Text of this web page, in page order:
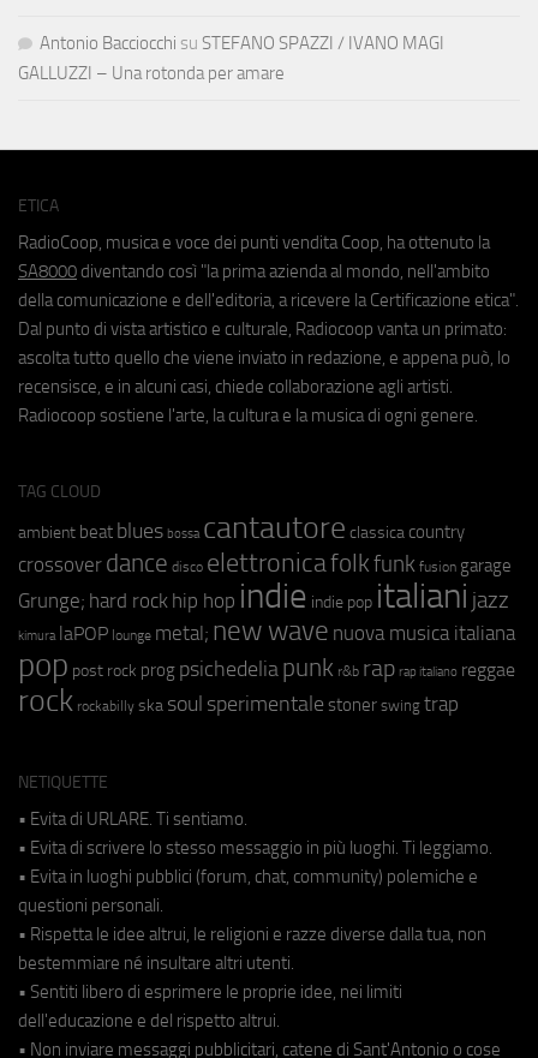
Antonio Bacciocchi su STEFANO SPAZZI / IVANO MAGI
GALLUZZI – Una rotonda per amare
ETICA
RadioCoop, musica e voce dei punti vendita Coop, ha ottenuto la
SA8000 diventando così "la prima azienda al mondo, nell'ambito
della comunicazione e dell'editoria, a ricevere la Certificazione etica".
Dal punto di vista artistico e culturale, Radiocoop vanta un primato:
ascolta tutto quello che viene inviato in redazione, e appena può, lo
recensisce, e in alcuni casi, chiede collaborazione agli artisti.
Radiocoop sostiene l'arte, la cultura e la musica di ogni genere.
TAG CLOUD
ambient beat blues bossa cantautore classica country
crossover dance disco elettronicafolkfunk fusion garage
Grunge; hard rock hip hop indie indie pop italiani jazz
kimura laPOP lounge metal; new wave nuova musica italiana
pop post rock prog psichedeliapunk r&b rap rap italiano reggae
rock rockabilly ska soul sperimentale stoner swing trap
NETIQUETTE
• Evita di URLARE. Ti sentiamo.
• Evita di scrivere lo stesso messaggio in più luoghi. Ti leggiamo.
• Evita in luoghi pubblici (forum, chat, community) polemiche e
questioni personali.
• Rispetta le idee altrui, le religioni e razze diverse dalla tua, non
bestemmiare né insultare altri utenti.
• Sentiti libero di esprimere le proprie idee, nei limiti
dell'educazione e del rispetto altrui.
• Non inviare messaggi pubblicitari, catene di Sant'Antonio o cose